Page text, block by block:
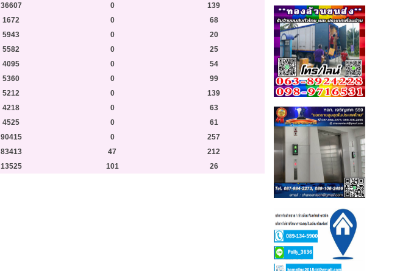
36607 0
139
1672 0
68
5943 0
20
5582 0
25
4095 0
54
5360 0
99
5212 0
139
4218 0
63
4525 0
61
90415 0
257
83413 47
212
13525 101 26